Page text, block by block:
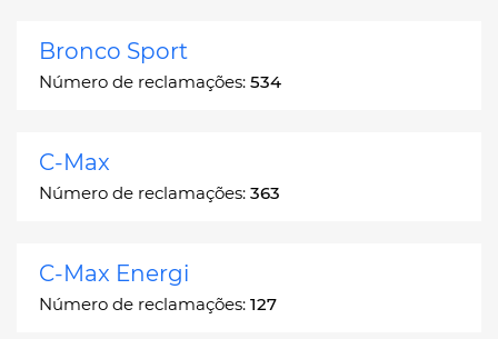
Bronco Sport
Número de reclamações: 534
C-Max
Número de reclamações: 363
C-Max Energi
Número de reclamações: 127